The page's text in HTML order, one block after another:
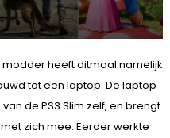
modder heeft ditmaal namelijk
tot een laptop. De laptop
de PS3 Slim zelf, en brengt
zich mee. Eerder werkte